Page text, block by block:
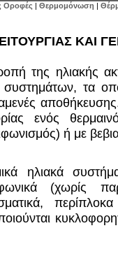
Οροφές | Θερμομόνωση |
ΚΑΙ
της ηλιακής
συστημάτων, τα
ενός
ή με
ηλιακά
(χωρίς